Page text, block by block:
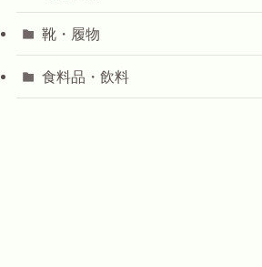
靴・履物
食料品・飲料